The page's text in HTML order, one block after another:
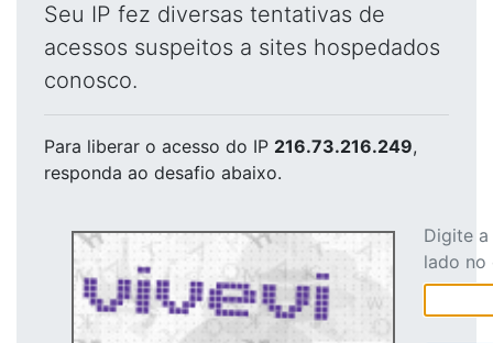
Seu IP fez diversas tentativas de
acessos suspeitos a sites hospedados
conosco.
Para liberar o acesso do IP 216.73.216.249,
responda ao desafio abaixo.
Digite
lado no